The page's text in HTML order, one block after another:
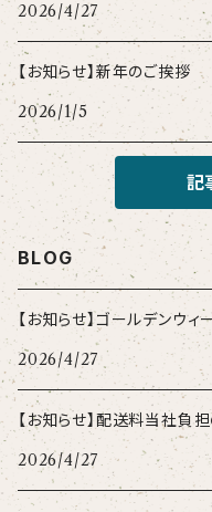
2026/4/27
【お知らせ】新年のご挨拶
2026/1/5
記
BLOG
【お知らせ】ゴールデンウ
2026/4/27
【お知らせ】配送料当社負
2026/4/27